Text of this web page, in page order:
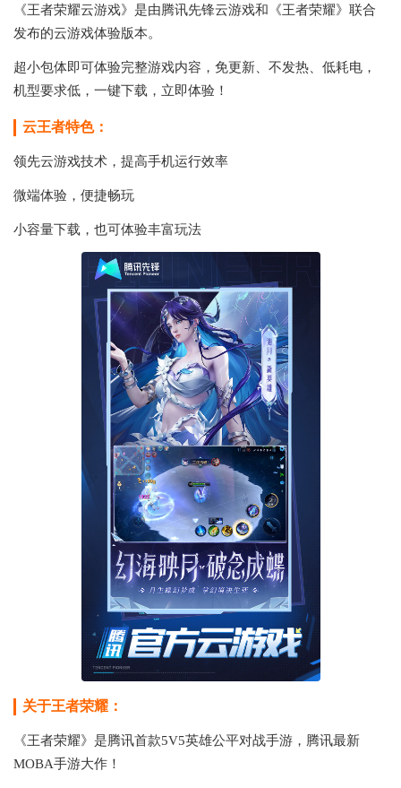
《王者荣耀云游戏》是由腾讯先锋云游戏和《王者荣耀》联合
发布的云游戏体验版本。
超小包体即可体验完整游戏内容，免更新、不发热、低耗电，
机型要求低，一键下载，立即体验！
云王者特色：
领先云游戏技术，提高手机运行效率
微端体验，便捷畅玩
小容量下载，也可体验丰富玩法
关于王者荣耀：
《王者荣耀》是腾讯首款5V5英雄公平对战手游，腾讯最新
MOBA手游大作！